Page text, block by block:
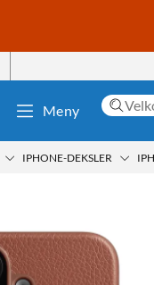
Meny
IPHONE-DEKSLER